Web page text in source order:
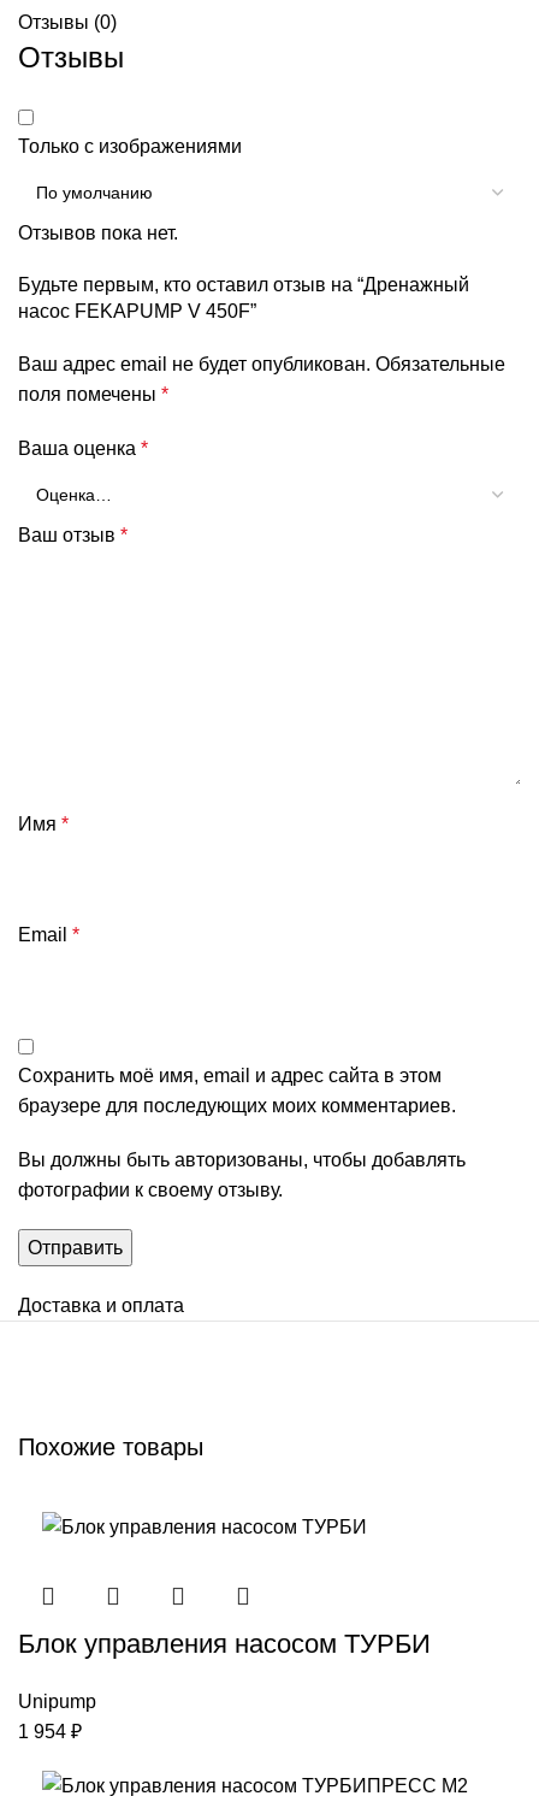
Отзывы (0)
Отзывы
Только с изображениями
Отзывов пока нет.
Будьте первым, кто оставил отзыв на “Дренажный
насос FEKAPUMP V 450F”
Ваш адрес email не будет опубликован. Обязательные
поля помечены *
Ваша оценка *
Ваш отзыв *
Имя *
Email *
Сохранить моё имя, email и адрес сайта в этом
браузере для последующих моих комментариев.
Вы должны быть авторизованы, чтобы добавлять
фотографии к своему отзыву.
Доставка и оплата
Похожие товары
Блок управления насосом ТУРБИ
Unipump
1 954 ₽